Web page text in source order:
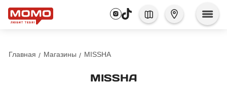
Главная Магазины MISSHA
MISSHA